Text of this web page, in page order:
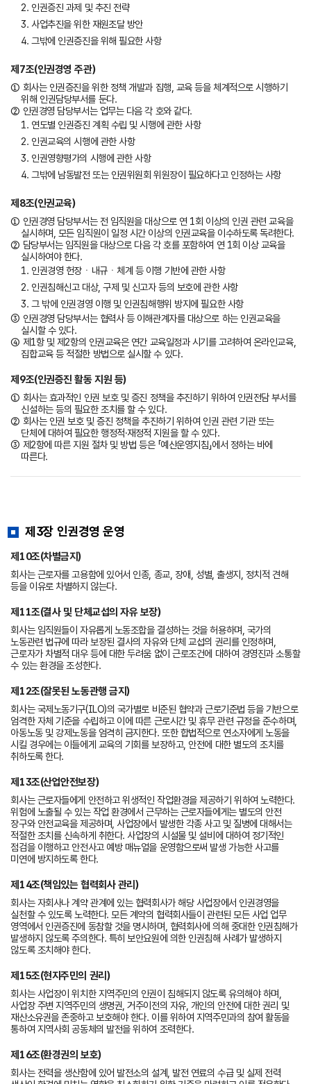
2. 인권증진 과제 및 추진 전략
3. 사업추진을 위한 재원조달 방안
4. 그밖에 인권증진을 위해 필요한 사항
제7조(인권경영 주관)
① 회사는 인권증진을 위한 정책 개발과 집행, 교육 등을 체계적으로 시행하기
위해 인권담당부서를 둔다.
② 인권경영 담당부서는 업무는 다음 각 호와 같다.
1. 연도별 인권증진 계획 수립 및 시행에 관한 사항
2. 인권교육의 시행에 관한 사항
3. 인권영향평가의 시행에 관한 사항
4. 그밖에 남동발전 또는 인권위원회 위원장이 필요하다고 인정하는 사항
제8조(인권교육)
① 인권경영 담당부서는 전 임직원을 대상으로 연 1회 이상의 인권 관련 교육을
실시하며, 모든 임직원이 일정 시간 이상의 인권교육을 이수하도록 독려한다.
② 담당부서는 임직원을 대상으로 다음 각 호를 포함하여 연 1회 이상 교육을
실시하여야 한다.
1. 인권경영 헌장ㆍ내규ㆍ체계 등 이행 기반에 관한 사항
2. 인권침해신고 대상, 구제 및 신고자 등의 보호에 관한 사항
3. 그 밖에 인권경영 이행 및 인권침해행위 방지에 필요한 사항
③ 인권경영 담당부서는 협력사 등 이해관계자를 대상으로 하는 인권교육을
실시할 수 있다.
④ 제1항 및 제2항의 인권교육은 연간 교육일정과 시기를 고려하여 온라인교육,
집합교육 등 적절한 방법으로 실시할 수 있다.
제9조(인권증진 활동 지원 등)
① 회사는 효과적인 인권 보호 및 증진 정책을 추진하기 위하여 인권전담 부서를
신설하는 등의 필요한 조치를 할 수 있다.
② 회사는 인권 보호 및 증진 정책을 추진하기 위하여 인권 관련 기관 또는
단체에 대하여 필요한 행정적·재정적 지원을 할 수 있다.
③ 제2항에 따른 지원 절차 및 방법 등은 「예산운영지침」에서 정하는 바에
따른다.
제3장 인권경영 운영
제10조(차별금지)
회사는 근로자를 고용함에 있어서 인종, 종교, 장애, 성별, 출생지, 정치적 견해
등을 이유로 차별하지 않는다.
제11조(결사 및 단체교섭의 자유 보장)
회사는 임직원들이 자유롭게 노동조합을 결성하는 것을 허용하며, 국가의
노동관련 법규에 따라 보장된 결사의 자유와 단체 교섭의 권리를 인정하며,
근로자가 차별적 대우 등에 대한 두려움 없이 근로조건에 대하여 경영진과 소통할
수 있는 환경을 조성한다.
제12조(잘못된 노동관행 금지)
회사는 국제노동기구(ILO)의 국가별로 비준된 협약과 근로기준법 등을 기반으로
엄격한 자체 기준을 수립하고 이에 따른 근로시간 및 휴무 관련 규정을 준수하며,
아동노동 및 강제노동을 엄격히 금지한다. 또한 합법적으로 연소자에게 노동을
시킬 경우에는 이들에게 교육의 기회를 보장하고, 안전에 대한 별도의 조치를
취하도록 한다.
제13조(산업안전보장)
회사는 근로자들에게 안전하고 위생적인 작업환경을 제공하기 위하여 노력한다.
위험에 노출될 수 있는 작업 환경에서 근무하는 근로자들에게는 별도의 안전
장구와 안전교육을 제공하며, 사업장에서 발생한 각종 사고 및 질병에 대해서는
적절한 조치를 신속하게 취한다. 사업장의 시설물 및 설비에 대하여 정기적인
점검을 이행하고 안전사고 예방 매뉴얼을 운영함으로써 발생 가능한 사고를
미연에 방지하도록 한다.
제14조(책임있는 협력회사 관리)
회사는 자회사나 계약 관계에 있는 협력회사가 해당 사업장에서 인권경영을
실천할 수 있도록 노력한다. 모든 계약의 협력회사들이 관련된 모든 사업 업무
영역에서 인권증진에 동참할 것을 명시하며, 협력회사에 의해 중대한 인권침해가
발생하지 않도록 주의한다. 특히 보안요원에 의한 인권침해 사례가 발생하지
않도록 조치해야 한다.
제15조(현지주민의 권리)
회사는 사업장이 위치한 지역주민의 인권이 침해되지 않도록 유의해야 하며,
사업장 주변 지역주민의 생명권, 거주이전의 자유, 개인의 안전에 대한 권리 및
재산소유권을 존중하고 보호해야 한다. 이를 위하여 지역주민과의 참여 활동을
통하여 지역사회 공동체의 발전을 위하여 조력한다.
제16조(환경권의 보호)
회사는 전력을 생산함에 있어 발전소의 설계, 발전 연료의 수급 및 실제 전력